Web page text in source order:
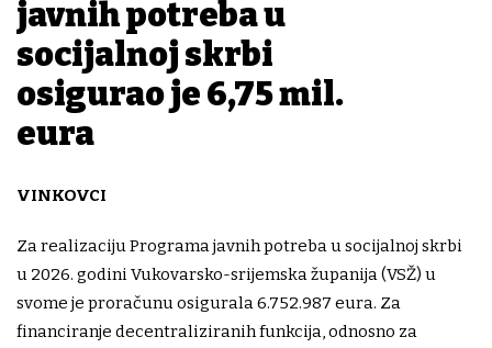
javnih potreba u
socijalnoj skrbi
osigurao je 6,75 mil.
eura
VINKOVCI
Za realizaciju Programa javnih potreba u socijalnoj skrbi
u 2026. godini Vukovarsko-srijemska županija (VSŽ) u
svome je proračunu osigurala 6.752.987 eura. Za
financiranje decentraliziranih funkcija, odnosno za